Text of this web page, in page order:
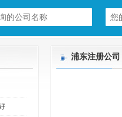
浦东注册公司